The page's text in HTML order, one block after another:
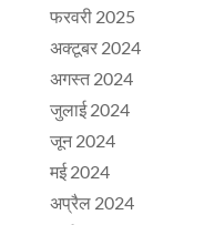
फरवरी 2025
अक्टूबर 2024
अगस्त 2024
जुलाई 2024
जून 2024
मई 2024
अप्रैल 2024